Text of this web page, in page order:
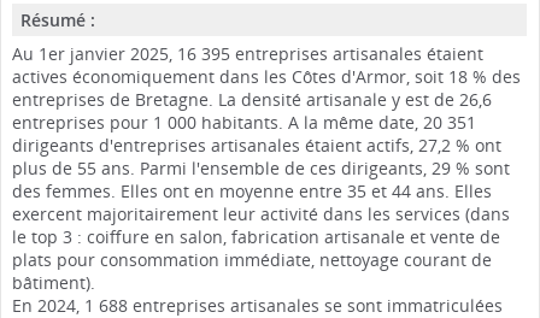
Résumé :
Au 1er janvier 2025, 16 395 entreprises artisanales étaient
actives économiquement dans les Côtes d'Armor, soit 18 % des
entreprises de Bretagne. La densité artisanale y est de 26,6
entreprises pour 1 000 habitants. A la même date, 20 351
dirigeants d'entreprises artisanales étaient actifs, 27,2 % ont
plus de 55 ans. Parmi l'ensemble de ces dirigeants, 29 % sont
des femmes. Elles ont en moyenne entre 35 et 44 ans. Elles
exercent majoritairement leur activité dans les services (dans
le top 3 : coiffure en salon, fabrication artisanale et vente de
plats pour consommation immédiate, nettoyage courant de
bâtiment).
En 2024, 1 688 entreprises artisanales se sont immatriculées